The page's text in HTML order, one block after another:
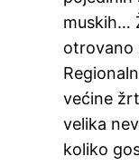
muskih…
većine
velika
koliko